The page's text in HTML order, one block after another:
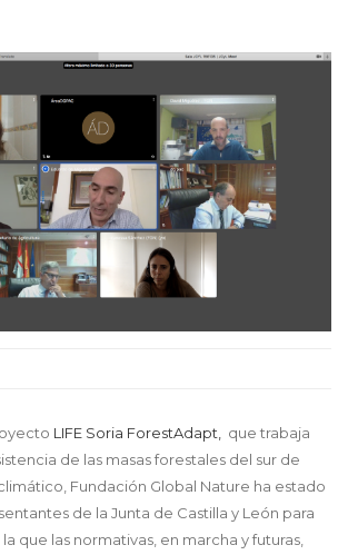
LIFE Soria ForestAdapt,
que trabaja
de las masas forestales del sur de
Fundación Global Nature ha estado
de la Junta de Castilla y León para
que las normativas, en marcha y futuras,